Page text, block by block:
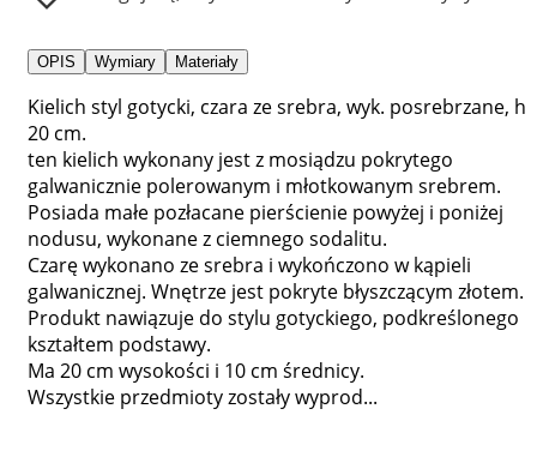
OPIS Wymiary Materiały
Kielich styl gotycki, czara ze srebra, wyk. posrebrzane, h
20 cm.
ten kielich wykonany jest z mosiądzu pokrytego
galwanicznie polerowanym i młotkowanym srebrem.
Posiada małe pozłacane pierścienie powyżej i poniżej
nodusu, wykonane z ciemnego sodalitu.
Czarę wykonano ze srebra i wykończono w kąpieli
galwanicznej. Wnętrze jest pokryte błyszczącym złotem.
Produkt nawiązuje do stylu gotyckiego, podkreślonego
kształtem podstawy.
Ma 20 cm wysokości i 10 cm średnicy.
Wszystkie przedmioty zostały wyprod...